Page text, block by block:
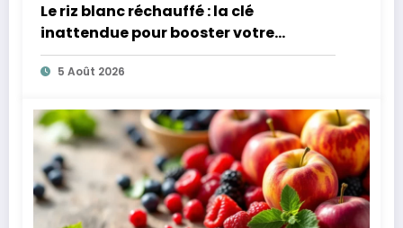
Le riz blanc réchauffé : la clé
inattendue pour booster votre
microbiote
5 Août 2026